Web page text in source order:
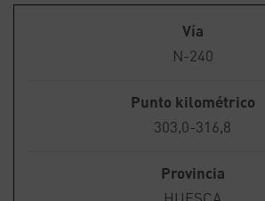
Vía
N-240
Punto kilométrico
303,0-316,8
Provincia